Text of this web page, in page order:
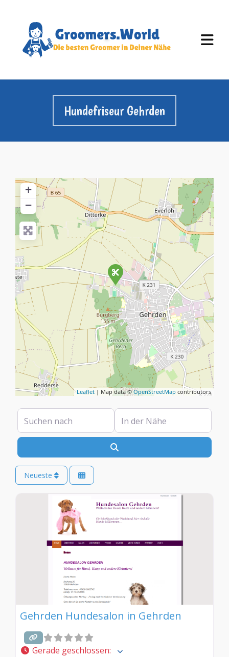
Hundefriseur Gehrden
+
−
Leaflet | Map data ©OpenStreetMap contributors
Suchen nach In der Nähe
Neueste
Gehrden Hundesalon in Gehrden
Gerade geschlossen: